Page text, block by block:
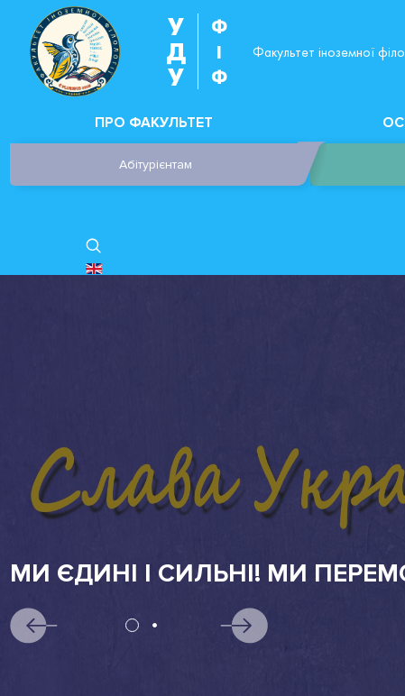
У
Д
У
Ф
І
Ф
Факультет іноземної
ПРО ФАКУЛЬТЕТ
Абітурієнтам
ОБЕРІТЬ СВОЮ МОВУ
АБІТУРІЄНТАМ